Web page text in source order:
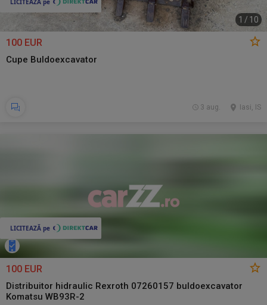
1 / 10
100 EUR
Cupe Buldoexcavator
Iasi, IS
3 aug.
100 EUR
Distribuitor hidraulic Rexroth 07260157 buldoexcavator
Komatsu WB93R-2